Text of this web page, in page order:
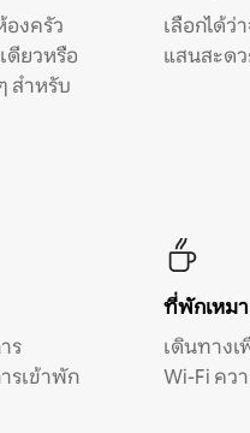
องครัว
ดียวหรือ
สำหรับ
เลือกได้ว่
แสนสะด
ร
รเข้าพัก
ที่พักเหม
เดินทาง
Wi-Fi คว